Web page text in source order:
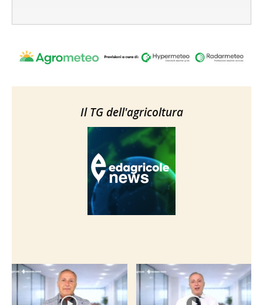
Il TG dell'agricoltura